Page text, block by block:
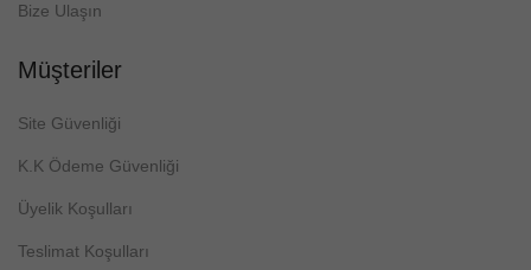
Bize Ulaşın
Müşteriler
Site Güvenliği
K.K Ödeme Güvenliği
Üyelik Koşulları
Teslimat Koşulları